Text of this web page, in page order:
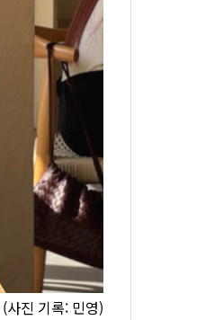
(사진 기록: 민영)